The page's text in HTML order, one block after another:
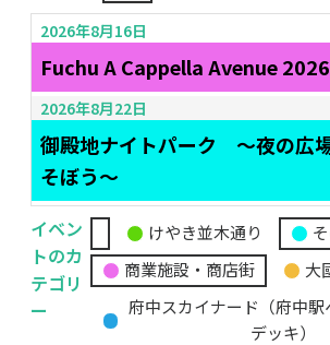
2026年8月16日
Fuchu A Cappella Avenue 2026
2026年8月22日
御殿地ナイトパーク ～夜の広
そぼう～
イベン
トのカ
テゴリ
ー
無
題
カ
けやき並木通り
商業施設・商店街
大
府中スカイナード（府中駅
デッキ）